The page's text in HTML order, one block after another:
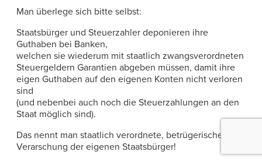
Man überlege sich bitte selbst:
Staatsbürger und Steuerzahler deponieren ihre
Guthaben bei Banken,
welchen sie wiederum mit staatlich zwangsverordneten
Steuergeldern Garantien abgeben müssen, damit ihre
eigen Guthaben auf den eigenen Konten nicht verloren
sind
(und nebenbei auch noch die Steuerzahlungen an den
Staat möglich sind).
Das nennt man staatlich verordnete, betrügerische pure
Verarschung der eigenen Staatsbürger!